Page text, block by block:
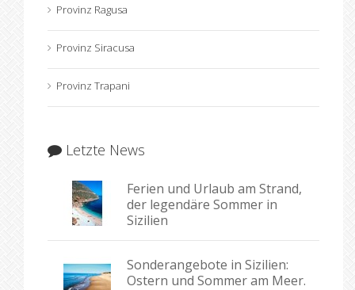
Provinz Ragusa
Provinz Siracusa
Provinz Trapani
Letzte News
Ferien und Urlaub am Strand,
der legendäre Sommer in
Sizilien
Sonderangebote in Sizilien:
Ostern und Sommer am Meer.